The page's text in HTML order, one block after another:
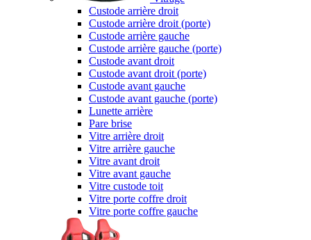
Custode arrière droit
Custode arrière droit (porte)
Custode arrière gauche
Custode arrière gauche (porte)
Custode avant droit
Custode avant droit (porte)
Custode avant gauche
Custode avant gauche (porte)
Lunette arrière
Pare brise
Vitre arrière droit
Vitre arrière gauche
Vitre avant droit
Vitre avant gauche
Vitre custode toit
Vitre porte coffre droit
Vitre porte coffre gauche